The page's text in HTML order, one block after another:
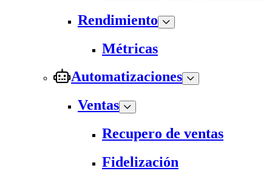
Rendimiento
Métricas
Automatizaciones
Ventas
Recupero de ventas
Fidelización